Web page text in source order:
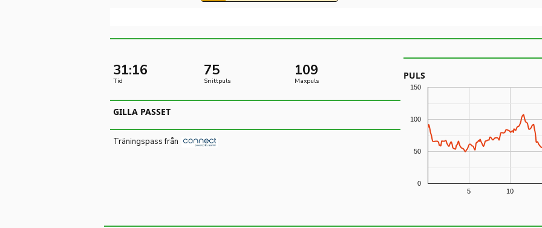
31:16
Tid
75
Snittpuls
109
Maxpuls
GILLA PASSET
Träningspass från
PULS
5 10
0
50
100
150